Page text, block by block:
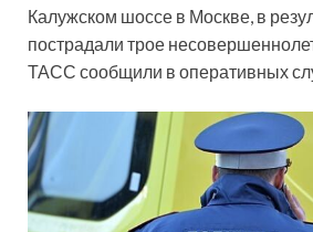
Калужском шоссе в Москве, в
пострадали трое
ТАСС сообщили в оперативных